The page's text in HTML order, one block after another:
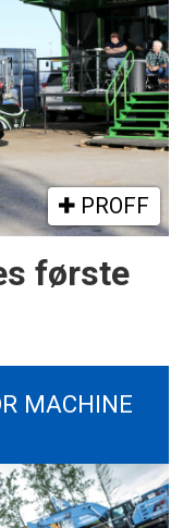
PROFF
første
MACHINE